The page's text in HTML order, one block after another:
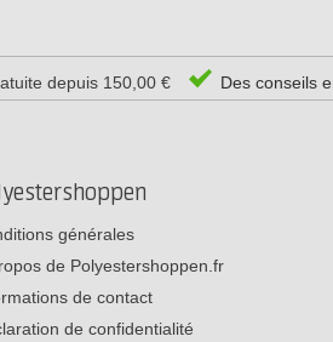
depuis 150,00 € Des conseils
générales
de Polyestershoppen.fr
de contact
de confidentialité